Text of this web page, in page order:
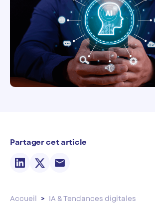
Partager cet article
Accueil
IA & Tendances digitales